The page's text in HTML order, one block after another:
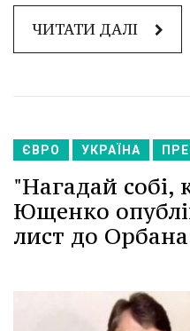
ЧИТАТИ ДАЛІ
ЄВРО УКРАЇНА
"Нагадай собі,
Ющенко
лист до